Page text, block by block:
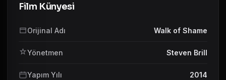
Film Künyesi
Orijinal Adı Walk of Shame
Yönetmen Steven Brill
Yapım Yılı 2014